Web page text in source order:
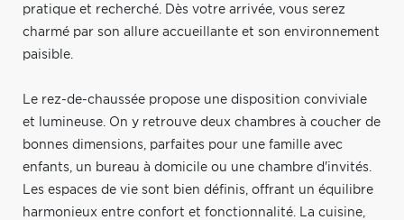
pratique et recherché. Dès votre arrivée, vous serez
charmé par son allure accueillante et son environnement
paisible.
Le rez-de-chaussée propose une disposition conviviale
et lumineuse. On y retrouve deux chambres à coucher de
bonnes dimensions, parfaites pour une famille avec
enfants, un bureau à domicile ou une chambre d'invités.
Les espaces de vie sont bien définis, offrant un équilibre
harmonieux entre confort et fonctionnalité. La cuisine,